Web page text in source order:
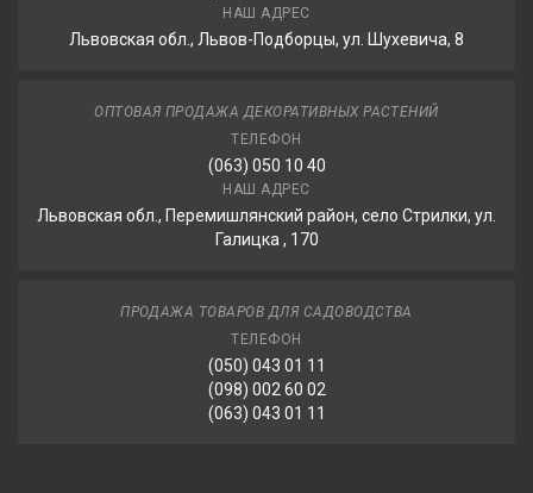
НАШ АДРЕС
Львовская обл., Львов-Подборцы, ул. Шухевича, 8
ОПТОВАЯ ПРОДАЖА ДЕКОРАТИВНЫХ РАСТЕНИЙ
ТЕЛЕФОН
(063) 050 10 40
НАШ АДРЕС
Львовская обл., Перемишлянский район, село Стрилки, ул.
Галицка , 170
ПРОДАЖА ТОВАРОВ ДЛЯ САДОВОДСТВА
ТЕЛЕФОН
(050) 043 01 11
(098) 002 60 02
(063) 043 01 11